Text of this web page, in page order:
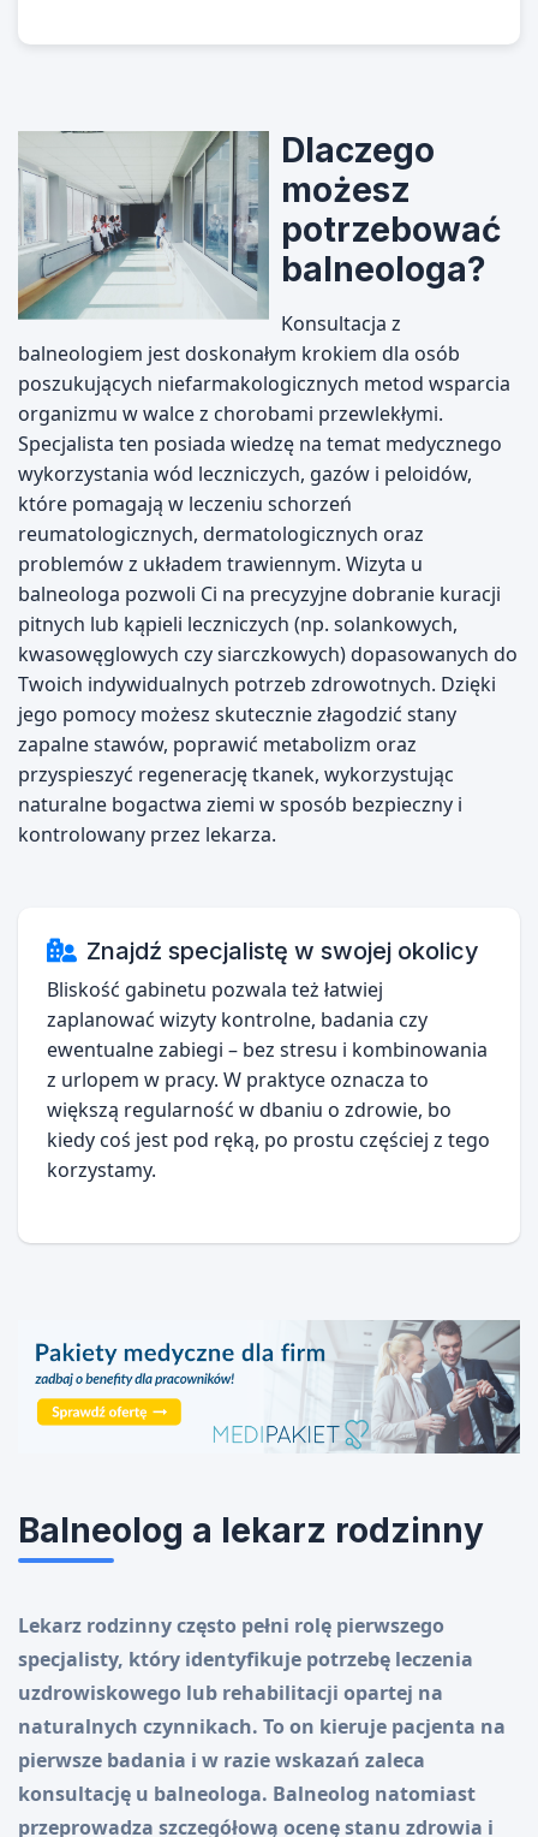
Dlaczego
możesz
potrzebować
balneologa?
Konsultacja z
balneologiem jest doskonałym krokiem dla osób
poszukujących niefarmakologicznych metod wsparcia
organizmu w walce z chorobami przewlekłymi.
Specjalista ten posiada wiedzę na temat medycznego
wykorzystania wód leczniczych, gazów i peloidów,
które pomagają w leczeniu schorzeń
reumatologicznych, dermatologicznych oraz
problemów z układem trawiennym. Wizyta u
balneologa pozwoli Ci na precyzyjne dobranie kuracji
pitnych lub kąpieli leczniczych (np. solankowych,
kwasowęglowych czy siarczkowych) dopasowanych do
Twoich indywidualnych potrzeb zdrowotnych. Dzięki
jego pomocy możesz skutecznie złagodzić stany
zapalne stawów, poprawić metabolizm oraz
przyspieszyć regenerację tkanek, wykorzystując
naturalne bogactwa ziemi w sposób bezpieczny i
kontrolowany przez lekarza.
Znajdź specjalistę w swojej okolicy
Bliskość gabinetu pozwala też łatwiej
zaplanować wizyty kontrolne, badania czy
ewentualne zabiegi – bez stresu i kombinowania
z urlopem w pracy. W praktyce oznacza to
większą regularność w dbaniu o zdrowie, bo
kiedy coś jest pod ręką, po prostu częściej z tego
korzystamy.
Balneolog a lekarz rodzinny
Lekarz rodzinny często pełni rolę pierwszego
specjalisty, który identyfikuje potrzebę leczenia
uzdrowiskowego lub rehabilitacji opartej na
naturalnych czynnikach. To on kieruje pacjenta na
pierwsze badania i w razie wskazań zaleca
konsultację u balneologa. Balneolog natomiast
przeprowadza szczegółową ocenę stanu zdrowia i